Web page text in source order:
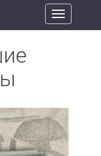
Toggle
navigation